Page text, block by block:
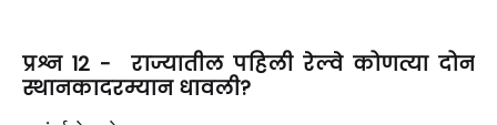
प्रश्न 12 - राज्यातील पहिली रेल्वे कोणत्या दोन
स्थानकादरम्यान धावली?